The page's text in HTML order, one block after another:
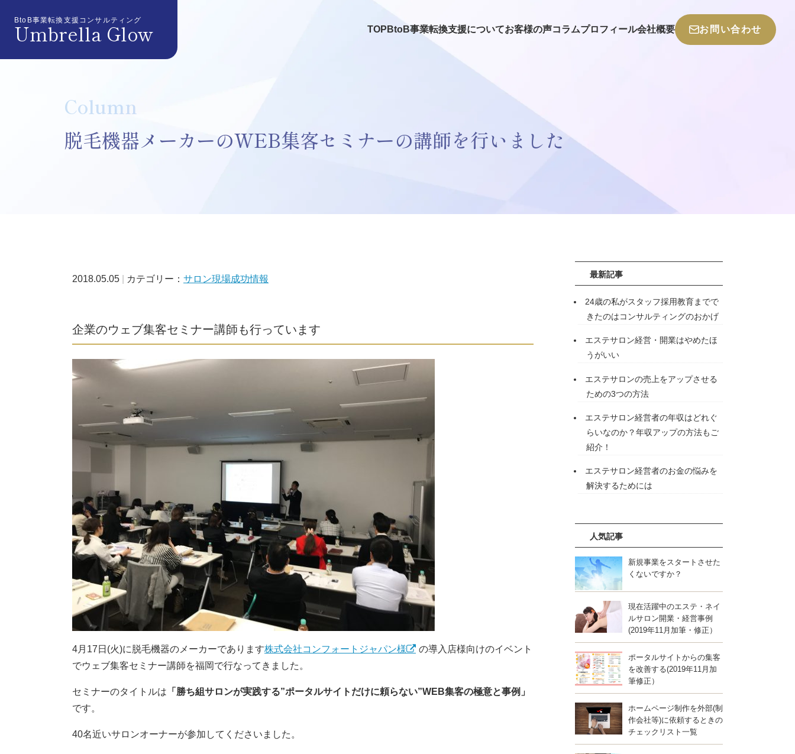
BtoB事業転換支援コンサルティング
Umbrella Glow TOP BtoB事業転換支援についてお客様の声コラムプロフィール会社概要 お問い合わせ
Column
脱毛機器メーカーのWEB集客セミナーの講師を行いました
2018.05.05 カテゴリー： サロン現場成功情報
企業のウェブ集客セミナー講師も行っています
4月17日(火)に脱毛機器のメーカーであります株式会社コンフォートジャパン様
の導入店様向けのイベント
でウェブ集客セミナー講師を福岡で行なってきました。
セミナーのタイトルは 「勝ち組サロンが実践する”ポータルサイトだけに頼らない”WEB集客の極意と事例」
です。
40名近いサロンオーナーが参加してくださいました。
最新記事
24歳の私がスタッフ採用教育までで
きたのはコンサルティングのおかげ
エステサロン経営・開業はやめたほ
うがいい
エステサロンの売上をアップさせる
ための3つの方法
エステサロン経営者の年収はどれぐ
らいなのか？年収アップの方法もご
紹介！
エステサロン経営者のお金の悩みを
解決するためには
人気記事
新規事業をスタートさせた
くないですか？
現在活躍中のエステ・ネイ
ルサロン開業・経営事例
(2019年11月加筆・修正）
ポータルサイトからの集客
を改善する(2019年11月加
筆修正）
ホームページ制作を外部(制
作会社等)に依頼するときの
チェックリスト一覧